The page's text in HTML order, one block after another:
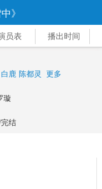
》
员表 播出时间
白鹿 陈都灵 更多
璇
结